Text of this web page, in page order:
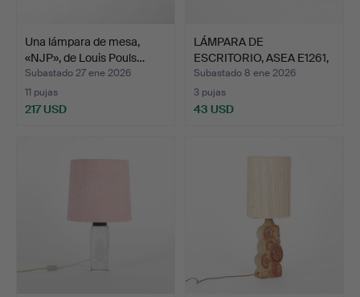
Una lámpara de mesa,
«NJP», de Louis Pouls…
Subastado 27 ene 2026
11 pujas
217 USD
LÁMPARA DE
ESCRITORIO, ASEA E1261,
modelo …
Subastado 8 ene 2026
3 pujas
43 USD